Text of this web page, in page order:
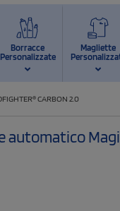
Borracce
Personalizzate
Magliette
CARBON 2.0
automatico